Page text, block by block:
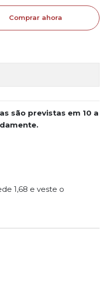
Comprar ahora
são previstas em 10 a
1,68 e veste o